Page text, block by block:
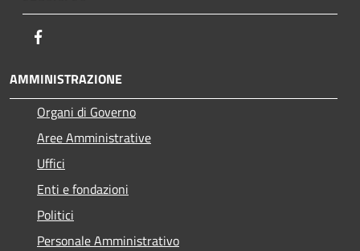
AMMINISTRAZIONE
Organi di Governo
Aree Amministrative
Uffici
Enti e fondazioni
Politici
Personale Amministrativo